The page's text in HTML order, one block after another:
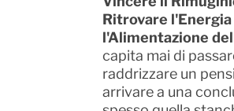
Ritrovare l'Energia
l'Alimentazione
capita mai di
raddrizzare un
arrivare a una